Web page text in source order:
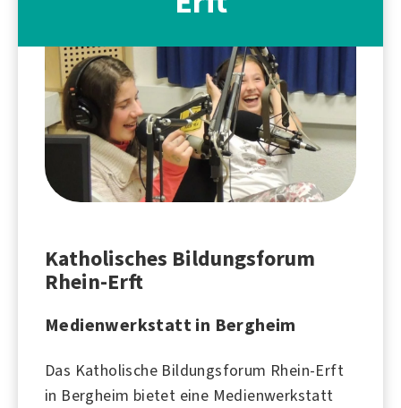
Katholisches Bildungsforum
Rhein-Erft
Medienwerkstatt in Bergheim
Das Katholische Bildungsforum Rhein-Erft
in Bergheim bietet eine Medienwerkstatt